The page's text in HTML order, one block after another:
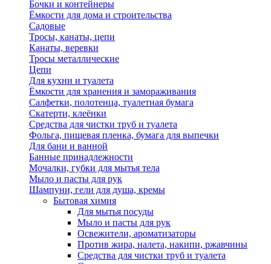
Бочки и контейнеры
Ёмкости для дома и строительства
Садовые
Тросы, канаты, цепи
Канаты, веревки
Тросы металлические
Цепи
Для кухни и туалета
Ёмкости для хранения и замораживания
Салфетки, полотенца, туалетная бумага
Скатерти, клеёнки
Средства для чистки труб и туалета
Фольга, пищевая пленка, бумага для выпечки
Для бани и ванной
Банные принадлежности
Мочалки, губки для мытья тела
Мыло и пасты для рук
Шампуни, гели для душа, кремы
Бытовая химия
Для мытья посуды
Мыло и пасты для рук
Освежители, ароматизаторы
Против жира, налета, накипи, ржавчины
Средства для чистки труб и туалета